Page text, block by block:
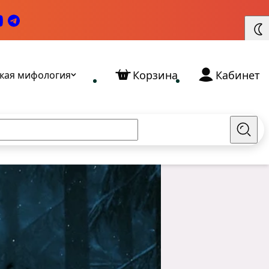
Славянские Богини: кто
мифология Корзина Кабинет